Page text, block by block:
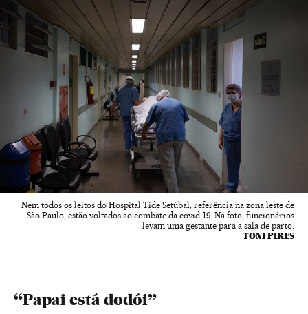
Nem todos os leitos do Hospital Tide Setúbal, referência na zona leste de
São Paulo, estão voltados ao combate da covid-19. Na foto, funcionários
levam uma gestante para a sala de parto.
TONI PIRES
“Papai está dodói”